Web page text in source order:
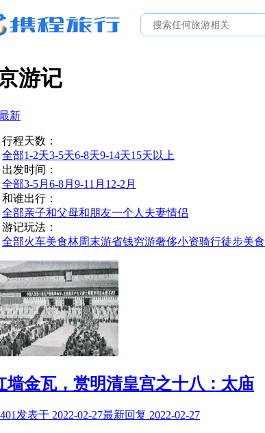
游记
新
行程天数 ：
全部1-2天3-5天6-8天9-14天15天以上
出发时间 ：
全部3-5月 6-8月 9-11月 12-2月
和谁出行 ：
全部亲子和父母和朋友一个人 夫妻情侣
游记玩法 ：
全部火车美食林周末游省钱穷游奢侈小资骑行徒步美食
墙金瓦，赏明清皇宫之十八：太庙
发表于 2022-02-27最新回复 2022-02-27